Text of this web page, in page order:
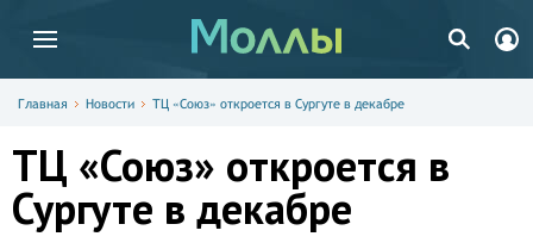
Главная Новости ТЦ «Союз» откроется в Сургуте в декабре
ТЦ «Союз» откроется в
Сургуте в декабре